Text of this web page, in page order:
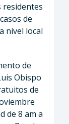
residentes
de
nivel local
de
Obispo
de
de 8 am a